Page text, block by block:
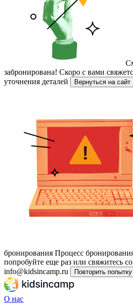
забронирована! Скоро с вами
уточнения деталей
Вернуться на сайт
бронирования Процесс
попробуйте еще раз или свяжитесь
info@kidsincamp.ru
Повторить попытку
О нас